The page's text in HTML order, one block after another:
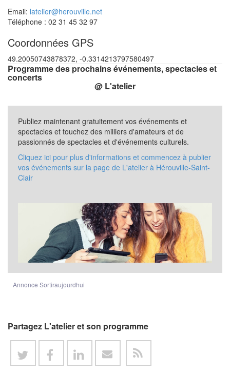
Email: latelier@herouville.net
Téléphone : 02 31 45 32 97
Coordonnées GPS
49.20050743878372, -0.3314213797580497
Programme des prochains événements, spectacles et
concerts
@ L'atelier
Publiez maintenant gratuitement vos événements et
spectacles et touchez des milliers d'amateurs et de
passionnés de spectacles et d'événements culturels.
Cliquez ici pour plus d'informations et commencez à publier
vos événements sur la page de L'atelier à Hérouville-Saint-
Clair
Annonce Sortiraujourdhui
Partagez L'atelier et son programme